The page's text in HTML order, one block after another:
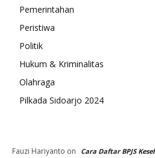
Pemerintahan
Peristiwa
Politik
Hukum & Kriminalitas
Olahraga
Pilkada Sidoarjo 2024
Fauzi Hariyanto on
Cara Daftar BPJS